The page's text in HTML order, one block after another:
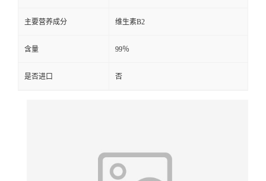
主要营养成分 维生素B2
含量 99％
是否进口 否